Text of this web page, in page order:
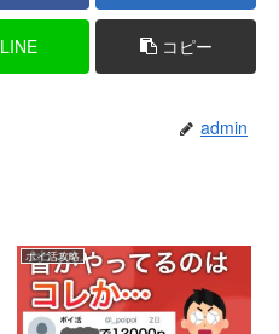
LINE コピー
admin
ポイ活攻略